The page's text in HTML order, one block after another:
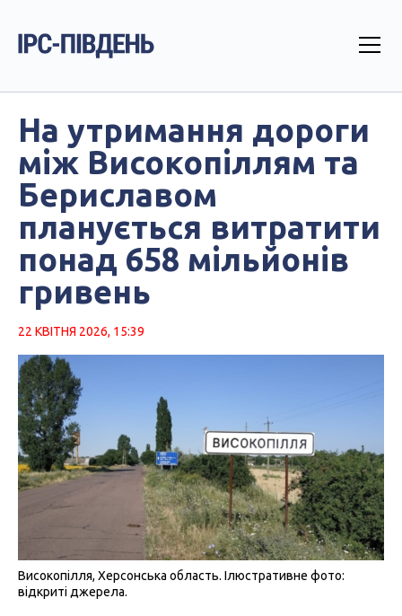
На утримання дороги
між Високопіллям та
Бериславом
планується витратити
понад 658 мільйонів
гривень
22 КВІТНЯ 2026, 15:39
Високопілля, Херсонська область. Ілюстративне фото:
відкриті джерела.